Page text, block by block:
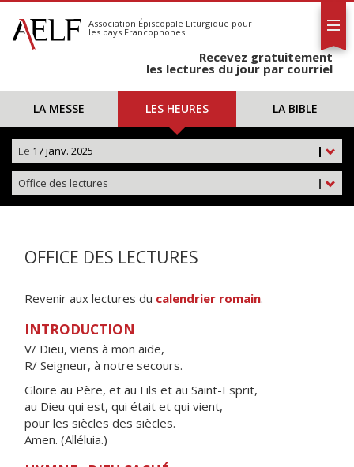
S'abonner
Calendrier
Association Épiscopale Liturgique pour
les pays Francophones
Recevez gratuitement
les lectures du jour par courriel
LA MESSE LES HEURES LA BIBLE
|
Le 17 janv. 2025
|
Office des lectures
OFFICE DES LECTURES
Revenir aux lectures du calendrier romain.
INTRODUCTION
V/ Dieu, viens à mon aide,
R/ Seigneur, à notre secours.
Gloire au Père, et au Fils et au Saint-Esprit,
au Dieu qui est, qui était et qui vient,
pour les siècles des siècles.
Amen. (Alléluia.)